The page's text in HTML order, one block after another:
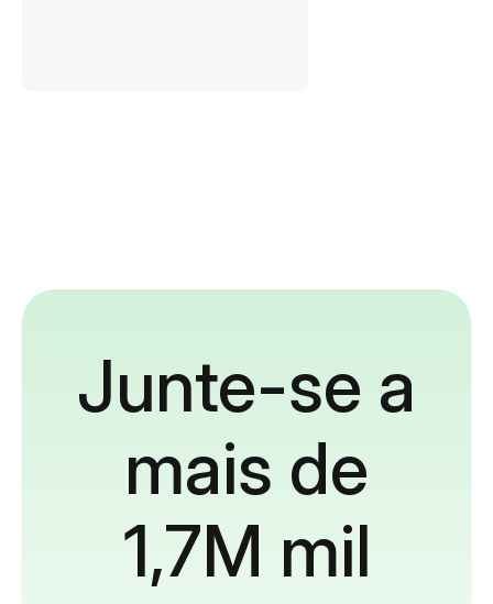
Junte-se a
mais de
1,7M mil